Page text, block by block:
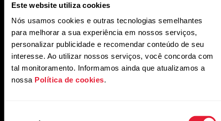
Este website utiliza cookies
Nós usamos cookies e outras tecnologias semelhantes
para melhorar a sua experiência em nossos serviços,
personalizar publicidade e recomendar conteúdo de seu
interesse. Ao utilizar nossos serviços, você concorda com
tal monitoramento. Informamos ainda que atualizamos a
nossa Política de cookies.
YouTube